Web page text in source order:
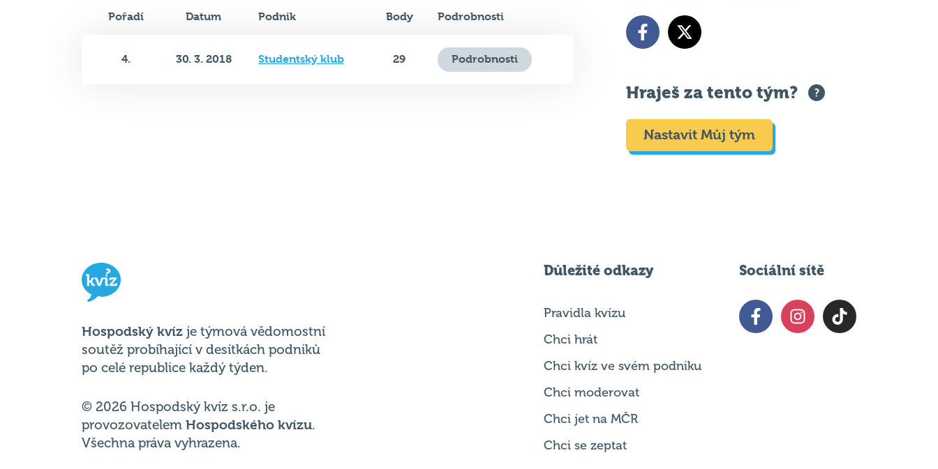
Pořadí Datum Podnik Body Podrobnosti
4. 30. 3. 2018 Studentský klub 29 Podrobnosti
Hraješ za tento tým?
Nastavit Můj tým
Hospodský kvíz je týmová vědomostní
soutěž probíhající v desítkách podniků
po celé republice každý týden.
© 2026 Hospodský kvíz s.r.o. je
provozovatelem Hospodského kvízu.
Všechna práva vyhrazena.
Důležité odkazy
Pravidla kvízu
Chci hrát
Chci kvíz ve svém podniku
Chci moderovat
Chci jet na MČR
Chci se zeptat
Sociální sítě